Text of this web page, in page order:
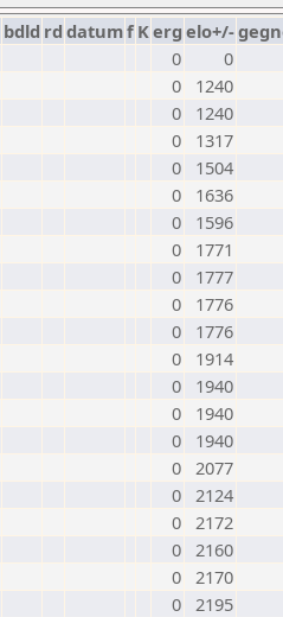
bdld rd datumf Kerg elo+/-
0
0
0
1240
0
1240
0
1317
0
1504
0
1636
0
1596
0
1771
0
1777
0
1776
0
1776
0
1914
0
1940
0
1940
0
1940
0 2077
0 2124
0 2172
0 2160
0 2170
0 2195